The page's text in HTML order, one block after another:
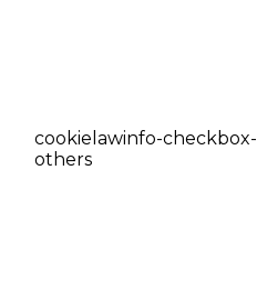
cookielawinfo-checkbox-
others